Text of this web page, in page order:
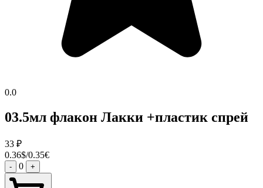
0.0
03.5мл флакон Лакки +пластик спрей
33 ₽
0.36$/0.35€
- 0 +